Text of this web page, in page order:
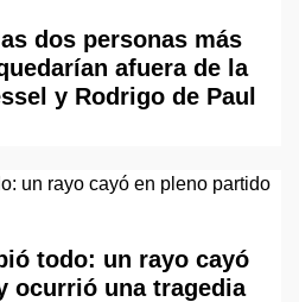
dos personas más
afuera de la
y Rodrigo de Paul
todo: un rayo cayó
ocurrió una tragedia